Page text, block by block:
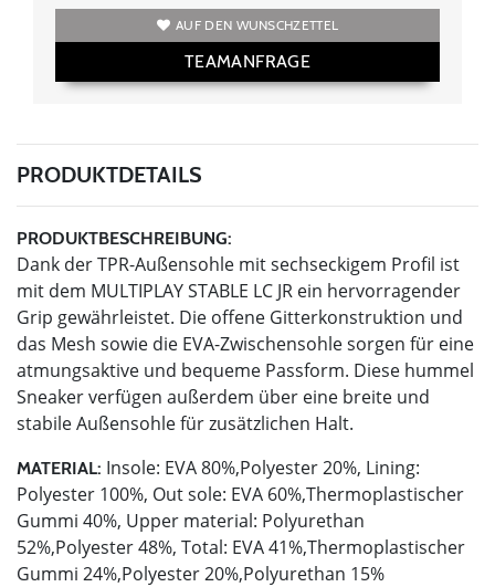
AUF DEN WUNSCHZETTEL
TEAMANFRAGE
PRODUKTDETAILS
PRODUKTBESCHREIBUNG:
Dank der TPR-Außensohle mit sechseckigem Profil ist
mit dem MULTIPLAY STABLE LC JR ein hervorragender
Grip gewährleistet. Die offene Gitterkonstruktion und
das Mesh sowie die EVA-Zwischensohle sorgen für eine
atmungsaktive und bequeme Passform. Diese hummel
Sneaker verfügen außerdem über eine breite und
stabile Außensohle für zusätzlichen Halt.
MATERIAL: Insole: EVA 80%,Polyester 20%, Lining:
Polyester 100%, Out sole: EVA 60%,Thermoplastischer
Gummi 40%, Upper material: Polyurethan
52%,Polyester 48%, Total: EVA 41%,Thermoplastischer
Gummi 24%,Polyester 20%,Polyurethan 15%